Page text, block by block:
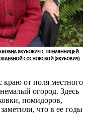
от поля местного
огород. Здесь
помидоров,
что в ее годы